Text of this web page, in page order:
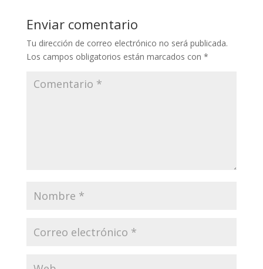
Enviar comentario
Tu dirección de correo electrónico no será publicada.
Los campos obligatorios están marcados con *